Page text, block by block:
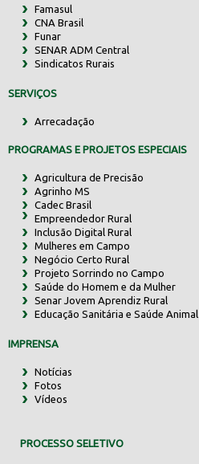
Famasul
CNA Brasil
Funar
SENAR ADM Central
Sindicatos Rurais
SERVIÇOS
Arrecadação
PROGRAMAS E PROJETOS ESPECIAIS
Agricultura de Precisão
Agrinho MS
Cadec Brasil
Empreendedor Rural
Inclusão Digital Rural
Mulheres em Campo
Negócio Certo Rural
Projeto Sorrindo no Campo
Saúde do Homem e da Mulher
Senar Jovem Aprendiz Rural
Educação Sanitária e Saúde Animal
IMPRENSA
Notícias
Fotos
Vídeos
PROCESSO SELETIVO